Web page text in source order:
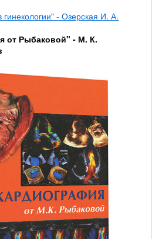
гинекологии" - Озерская И. А.
от Рыбаковой" - М. К.